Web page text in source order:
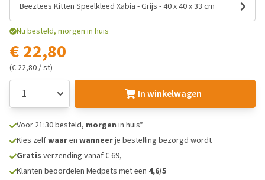
Beeztees Kitten Speelkleed Xabia - Grijs - 40 x 40 x 33 cm
Nu besteld, morgen in huis
€ 22,80
(€ 22,80 / st)
In winkelwagen
Voor 21:30 besteld, morgen in huis*
Kies zelfwaaren wanneerje bestelling bezorgd wordt
Gratis verzending vanaf € 69,-
Klanten beoordelen Medpets met een 4,6/5